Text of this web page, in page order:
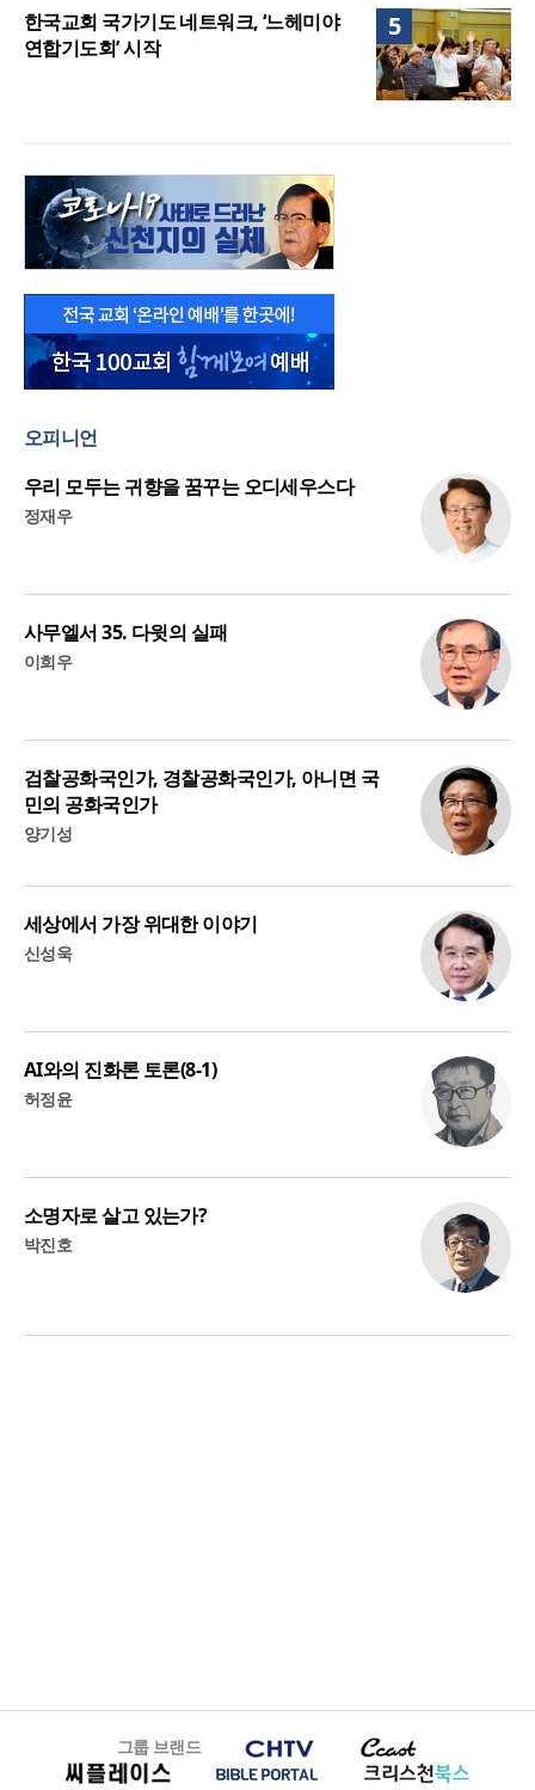
5
한국교회 국가기도 네트워크, ‘느헤미야
연합기도회’ 시작
오피니언
우리 모두는 귀향을 꿈꾸는 오디세우스다
정재우
사무엘서 35. 다윗의 실패
이희우
검찰공화국인가, 경찰공화국인가, 아니면 국
민의 공화국인가
양기성
세상에서 가장 위대한 이야기
신성욱
AI와의 진화론 토론(8-1)
허정윤
소명자로 살고 있는가?
박진호
그룹 브랜드